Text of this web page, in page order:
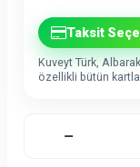
Taksit
Kuveyt Türk,
özellikli bütün